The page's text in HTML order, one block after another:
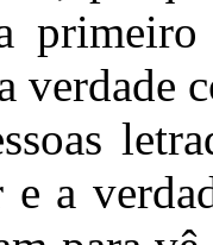
verdade
e a